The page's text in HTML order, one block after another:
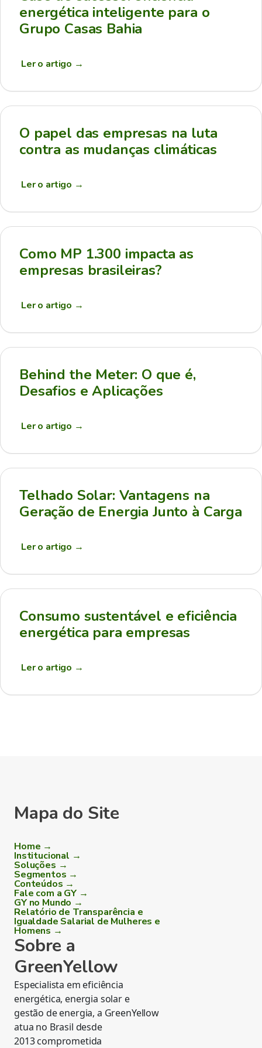
energética inteligente para o
Grupo Casas Bahia
Ler o artigo →
O papel das empresas na luta
contra as mudanças climáticas
Ler o artigo →
Como MP 1.300 impacta as
empresas brasileiras?
Ler o artigo →
Behind the Meter: O que é,
Desafios e Aplicações
Ler o artigo →
Telhado Solar: Vantagens na
Geração de Energia Junto à Carga
Ler o artigo →
Consumo sustentável e eficiência
energética para empresas
Ler o artigo →
Mapa do Site
Home →
Institucional →
Soluções →
Segmentos →
Conteúdos →
Fale com a GY →
GY no Mundo →
Relatório de Transparência e
Igualdade Salarial de Mulheres e
Homens →
Sobre a
GreenYellow
Especialista em eficiência
energética, energia solar e
gestão de energia, a GreenYellow
atua no Brasil desde
2013 comprometida